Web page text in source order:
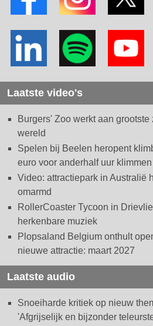
Laatste video's
Burgers' Zoo werkt aan
wereld
Spelen bij Beelen heropent
euro voor anderhalf uur klimmen
Video: attractiepark in Australië
omarmd
RollerCoaster Tycoon in
herkenbare muziek
Plopsaland Belgium onthult
nieuwe attractie: maart 2027
Laatste audio
Snoeiharde kritiek op nieuw
'Afgrijselijk en bijzonder